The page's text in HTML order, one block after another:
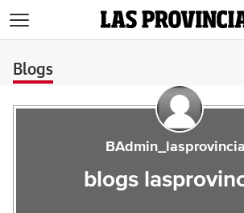
Blogs
blogs